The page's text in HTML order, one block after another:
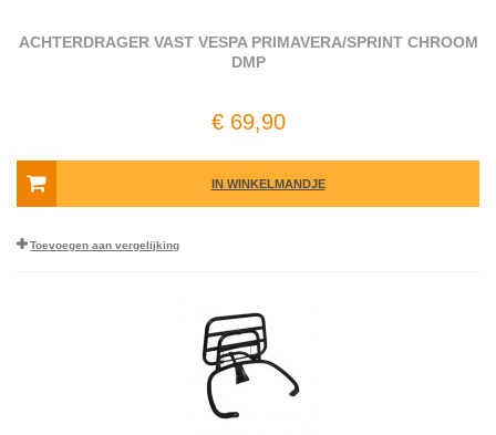
ACHTERDRAGER VAST VESPA PRIMAVERA/SPRINT CHROOM
DMP
€ 69,90
IN WINKELMANDJE
Toevoegen aan vergelijking